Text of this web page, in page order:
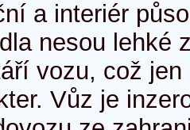
a interiér
nesou lehké
vozu, což jen
Vůz je